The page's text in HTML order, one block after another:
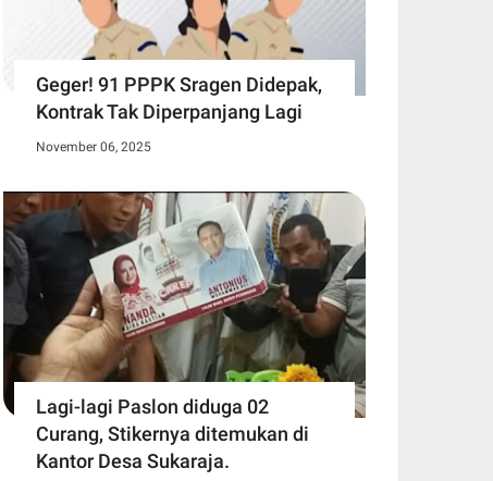
Geger! 91 PPPK Sragen Didepak,
Kontrak Tak Diperpanjang Lagi
November 06, 2025
Lagi-lagi Paslon diduga 02
Curang, Stikernya ditemukan di
Kantor Desa Sukaraja.